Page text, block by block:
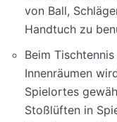
von Ball,
Handtuch zu
Beim
Innenräumen
Spielortes
Stoßlüften in